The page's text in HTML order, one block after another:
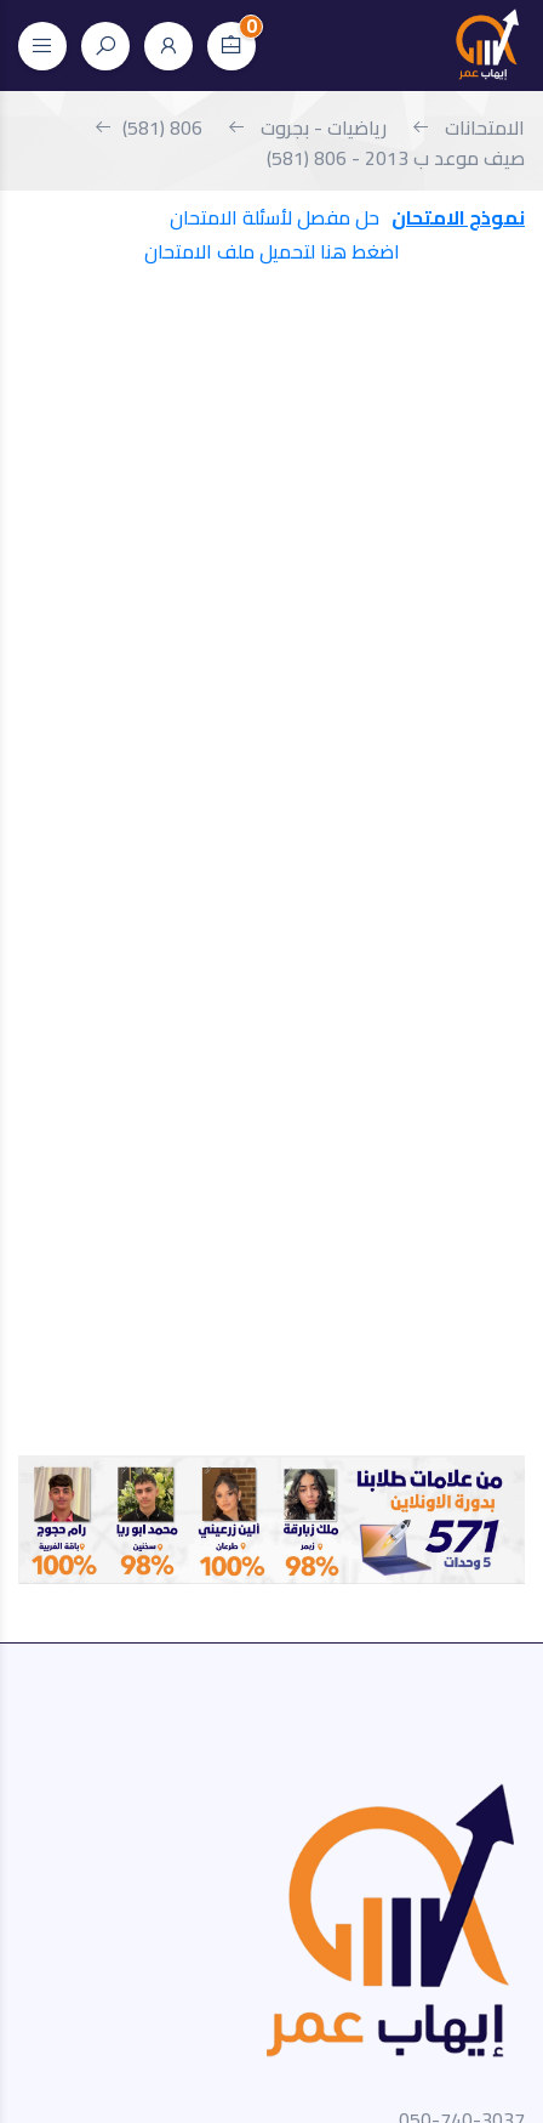
0
الامتحانات رياضيات - بجروت
806 (581)
صيف موعد ب 2013 - 806 (581)
نموذج الامتحان حل مفصل لأسئلة الامتحان
اضغط هنا لتحميل ملف الامتحان